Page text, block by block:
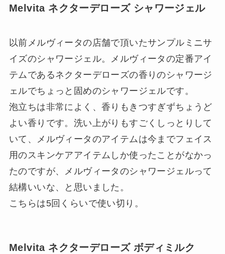
Melvita ネクターデローズ シャワージェル
以前メルヴィータの店舗で頂いたサンプルミニサ
イズのシャワージェル。メルヴィータの定番アイ
テムであるネクターデローズの香りのシャワージ
ェルでちょっと固めのシャワージェルです。
泡立ちは非常によく、香りもきつすぎずちょうど
よい香りです。洗い上がりもすごくしっとりして
いて、メルヴィータのアイテムは今までフェイス
用のスキンケアアイテムしか使ったことがなかっ
たのですが、メルヴィータのシャワージェルって
結構いいな、と思いました。
こちらは5回くらいで使い切り。
Melvita ネクターデローズ ボディミルク